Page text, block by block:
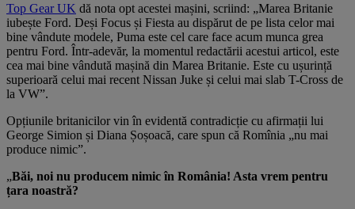
Top Gear UK dă nota opt acestei mașini, scriind: „Marea Britanie
iubește Ford. Deși Focus și Fiesta au dispărut de pe lista celor mai
bine vândute modele, Puma este cel care face acum munca grea
pentru Ford. Într-adevăr, la momentul redactării acestui articol, este
cea mai bine vândută mașină din Marea Britanie. Este cu ușurință
superioară celui mai recent Nissan Juke și celui mai slab T-Cross de
la VW”.
Opțiunile britanicilor vin în evidentă contradicție cu afirmații lui
George Simion și Diana Șoșoacă, care spun că Romînia „nu mai
produce nimic”.
„Băi, noi nu producem nimic în România! Asta vrem pentru
țara noastră?